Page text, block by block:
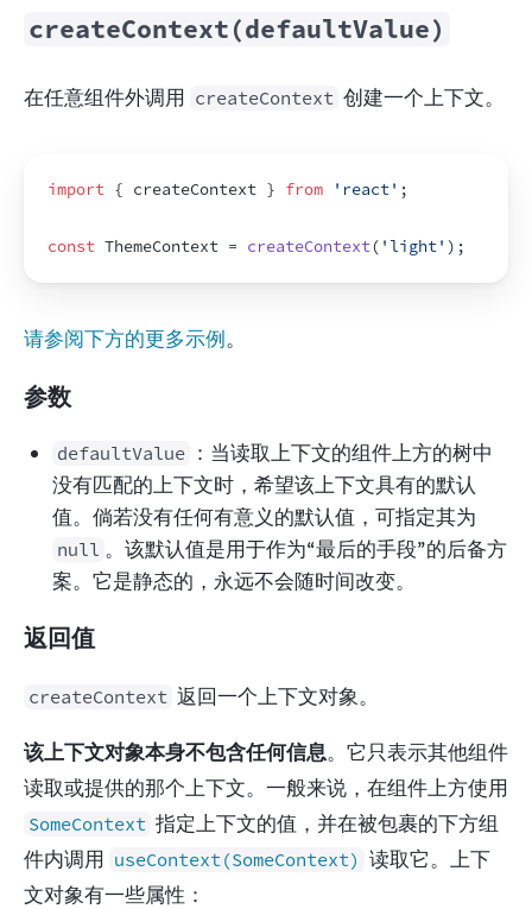
createContext(defaultValue)
在任意组件外调用 createContext 创建一个上下文。
import { createContext } from 'react' ;
const ThemeContext = createContext( 'light' ) ;
请参阅下方的更多示例。
参数
defaultValue ：当读取上下文的组件上方的树中
没有匹配的上下文时，希望该上下文具有的默认
值。倘若没有任何有意义的默认值，可指定其为
null 。该默认值是用于作为“最后的手段”的后备方
案。它是静态的，永远不会随时间改变。
返回值
createContext 返回一个上下文对象。
该上下文对象本身不包含任何信息。它只表示其他组件
SomeContext 指定上下文的值，并在被包裹的下方组
件内调用 useContext(SomeContext) 读取它。上下
文对象有一些属性：